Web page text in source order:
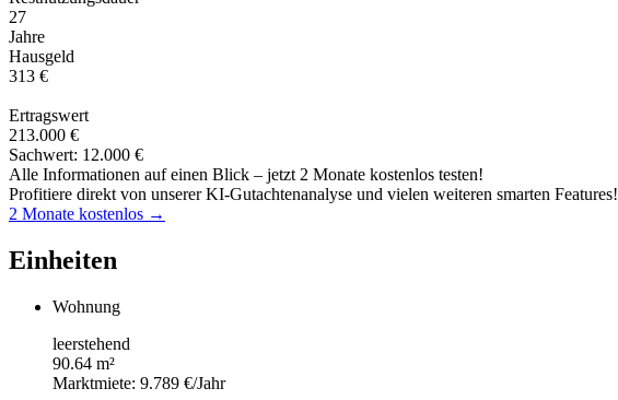
27
Jahre
Hausgeld
313 €
Ertragswert
213.000 €
Sachwert: 12.000 €
Alle Informationen auf einen Blick – jetzt 2 Monate kostenlos testen!
Profitiere direkt von unserer KI-Gutachtenanalyse und vielen weiteren smarten Features!
2 Monate kostenlos →
Einheiten
Wohnung
leerstehend
90.64 m²
Marktmiete: 9.789 €/Jahr